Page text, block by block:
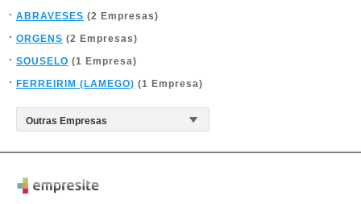
ABRAVESES (2 Empresas)
ORGENS (2 Empresas)
SOUSELO (1 Empresa)
FERREIRIM (LAMEGO) (1 Empresa)